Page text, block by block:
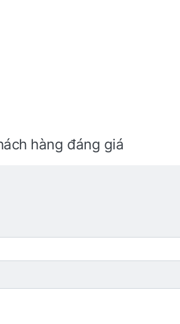
hàng đáng giá
4 trên 5 sao.
trên 5 sao.
5 sao.
5 sao. Xấu